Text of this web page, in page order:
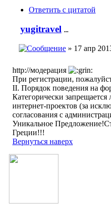
Ответить с цитатой
yugitravel ...
» 17 апр
http://модерация
При регистрации,
II. Порядок поведения на
Категорически
интернет-проектов (за
согласования с
Уникальное
Греции!!!
Вернуться наверх